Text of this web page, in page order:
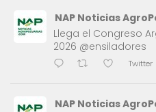
NAP Noticias
Llega el Congreso
2026 @ensiladores
Twitter
NAP Noticias